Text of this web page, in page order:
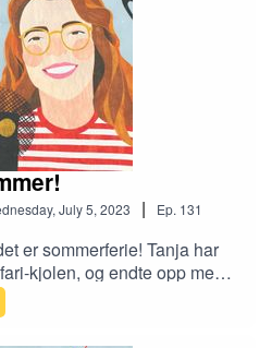
July 5, 2023 | Ep. 131
er sommerferie! Tanja har
kjolen, og endte opp med
mye på sekk for tiden. Ikke
har sydd en ny utgave av
ideer med lommer. Vi